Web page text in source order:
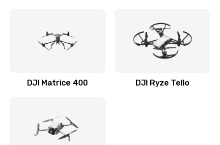
DJI Matrice 400 DJI Ryze Tello